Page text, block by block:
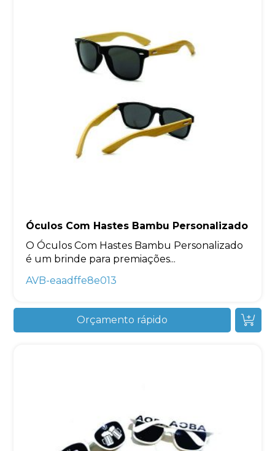
Óculos Com Hastes Bambu Personalizado
O Óculos Com Hastes Bambu Personalizado
é um brinde para premiações...
AVB-eaadffe8e013
Orçamento rápido